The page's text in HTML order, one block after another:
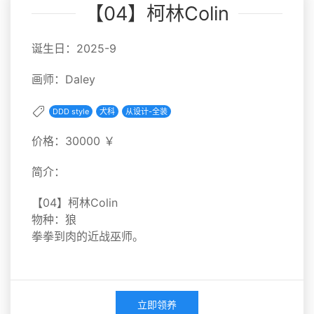
【04】柯林Colin
诞生日：2025-9
画师：Daley
DDD style 犬科 从设计-全装
价格：30000 ￥
简介：
【04】柯林Colin
物种：狼
拳拳到肉的近战巫师。
立即领养